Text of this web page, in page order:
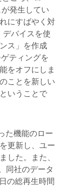
発生してい
にすばやく対
バイスを使
ス」を作成
ティングを
をオフにしま
ことを新しい
いうことで
た機能のロー
更新し、ユー
した。また、
同社のデータ
の総再生時間